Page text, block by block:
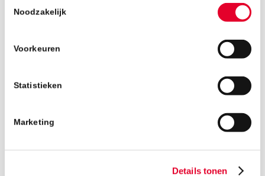
Noodzakelijk
Voorkeuren
Statistieken
Marketing
Details tonen